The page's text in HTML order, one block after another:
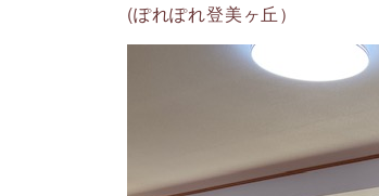
(ぽれぽれ登美ヶ丘）